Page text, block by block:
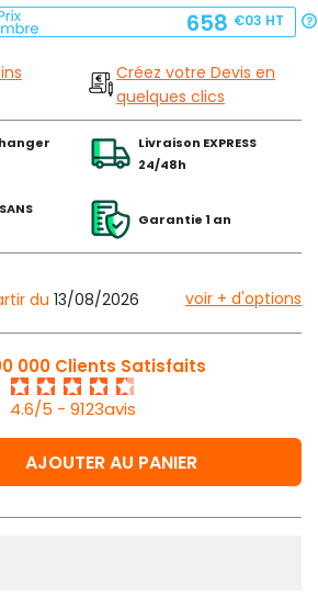
658 €03 HT
Créez votre Devis en
quelques clics
Livraison EXPRESS
24/48h
Garantie 1 an
du 13/08/2026 voir + d'options
000 Clients Satisfaits
4.6/5 - 9123avis
AJOUTER AU PANIER